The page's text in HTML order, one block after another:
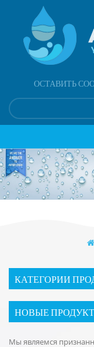
ОСТАВИТЬ
КАТЕГОРИИ
НОВЫЕ
Мы являемся